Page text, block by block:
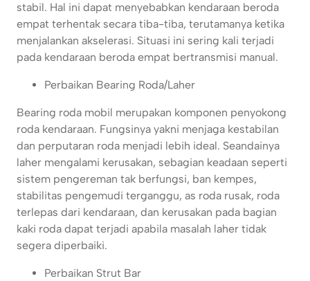
stabil. Hal ini dapat menyebabkan kendaraan beroda
empat terhentak secara tiba-tiba, terutamanya ketika
menjalankan akselerasi. Situasi ini sering kali terjadi
pada kendaraan beroda empat bertransmisi manual.
Perbaikan Bearing Roda/Laher
Bearing roda mobil merupakan komponen penyokong
roda kendaraan. Fungsinya yakni menjaga kestabilan
dan perputaran roda menjadi lebih ideal. Seandainya
laher mengalami kerusakan, sebagian keadaan seperti
sistem pengereman tak berfungsi, ban kempes,
stabilitas pengemudi terganggu, as roda rusak, roda
terlepas dari kendaraan, dan kerusakan pada bagian
kaki roda dapat terjadi apabila masalah laher tidak
segera diperbaiki.
Perbaikan Strut Bar